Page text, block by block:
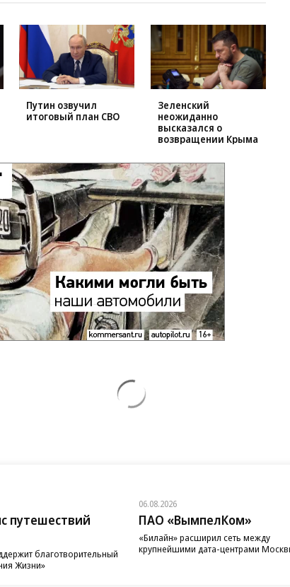
Путин озвучил
итоговый план СВО
Зеленский
неожиданно
высказался о
возвращении Крыма
путешествий
благотворительный
Жизни»
06.08.2026
ПАО «ВымпелКом»
«Билайн» расширил сеть между
крупнейшими дата-центрами